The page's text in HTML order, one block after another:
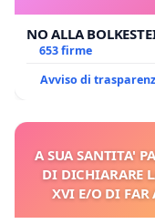
NO ALLA
653 firme
Avviso di
A SUA SANTITA'
DI DICHIARARE
XVI E/O DI FAR